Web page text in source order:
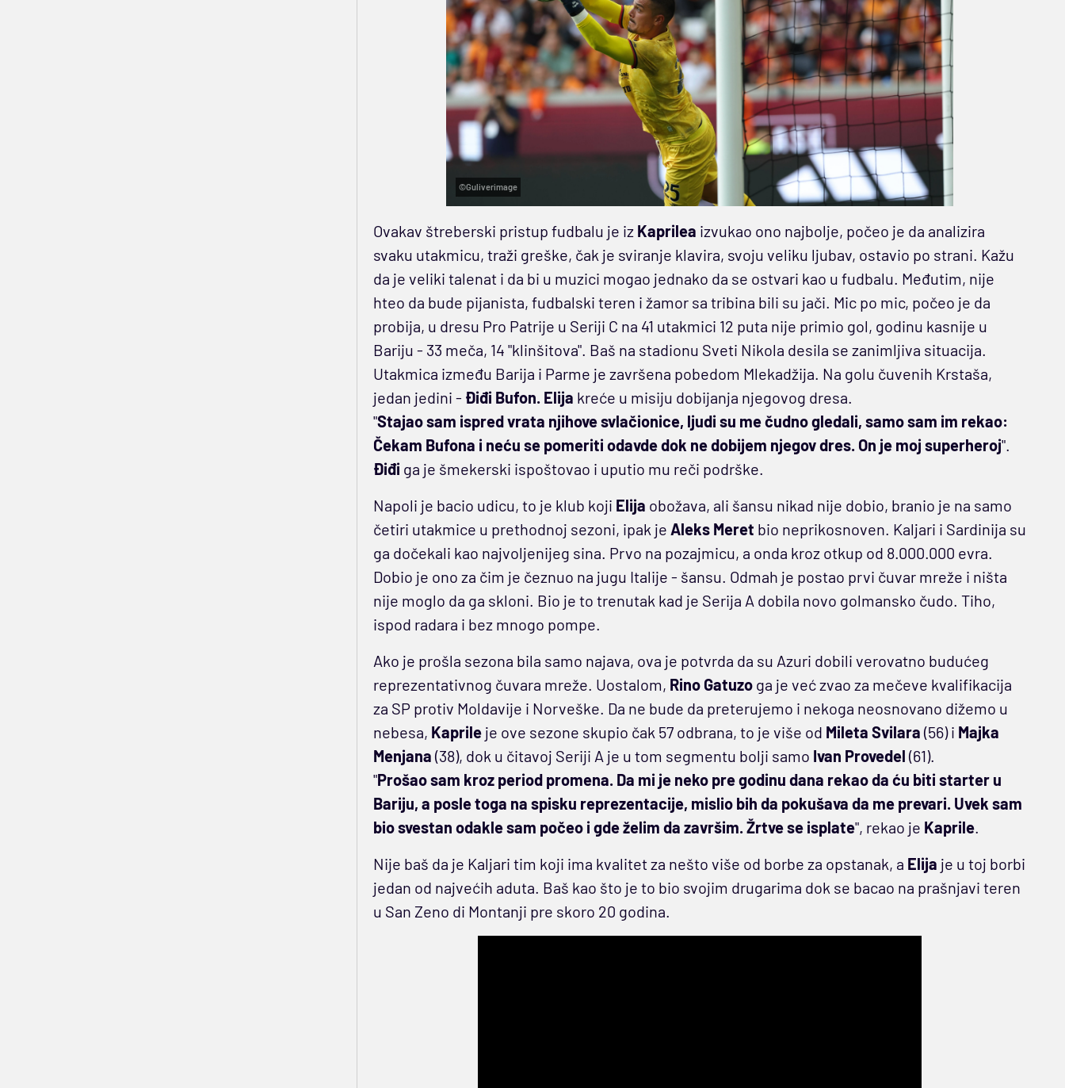
©Guliverimage
Ovakav štreberski pristup fudbalu je izKaprilea izvukao ono najbolje, počeo je da analizira
svaku utakmicu, traži greške, čak je sviranje klavira, svoju veliku ljubav, ostavio po strani. Kažu
da je veliki talenat i da bi u muzici mogao jednako da se ostvari kao u fudbalu. Međutim, nije
hteo da bude pijanista, fudbalski teren i žamor sa tribina bili su jači. Mic po mic, počeo je da
probija, u dresu Pro Patrije u Seriji C na 41 utakmici 12 puta nije primio gol, godinu kasnije u
Bariju - 33 meča, 14 "klinšitova". Baš na stadionu Sveti Nikola desila se zanimljiva situacija.
Utakmica između Barija i Parme je završena pobedom Mlekadžija. Na golu čuvenih Krstaša,
jedan jedini - Điđi Bufon. Elija kreće u misiju dobijanja njegovog dresa.
"Stajao sam ispred vrata njihove svlačionice, ljudi su me čudno gledali, samo sam im rekao:
Čekam Bufona i neću se pomeriti odavde dok ne dobijem njegov dres. On je moj superheroj".
Điđi ga je šmekerski ispoštovao i uputio mu reči podrške.
Napoli je bacio udicu, to je klub koji Elija obožava, ali šansu nikad nije dobio, branio je na samo
četiri utakmice u prethodnoj sezoni, ipak je Aleks Meret bio neprikosnoven. Kaljari i Sardinija su
ga dočekali kao najvoljenijeg sina. Prvo na pozajmicu, a onda kroz otkup od 8.000.000 evra.
Dobio je ono za čim je čeznuo na jugu Italije - šansu. Odmah je postao prvi čuvar mreže i ništa
nije moglo da ga skloni. Bio je to trenutak kad je Serija A dobila novo golmansko čudo. Tiho,
ispod radara i bez mnogo pompe.
Ako je prošla sezona bila samo najava, ova je potvrda da su Azuri dobili verovatno budućeg
reprezentativnog čuvara mreže. Uostalom, Rino Gatuzoga je već zvao za mečeve kvalifikacija
za SP protiv Moldavije i Norveške. Da ne bude da preterujemo i nekoga neosnovano dižemo u
nebesa, Kaprileje ove sezone skupio čak 57 odbrana, to je više od Mileta Svilara (56) i Majka
Menjana (38), dok u čitavoj Seriji A je u tom segmentu bolji samo Ivan Provedel (61).
"Prošao sam kroz period promena. Da mi je neko pre godinu dana rekao da ću biti starter u
Bariju, a posle toga na spisku reprezentacije, mislio bih da pokušava da me prevari. Uvek sam
bio svestan odakle sam počeo i gde želim da završim. Žrtve se isplate", rekao je Kaprile.
Nije baš da je Kaljari tim koji ima kvalitet za nešto više od borbe za opstanak, a Elija je u toj borbi
jedan od najvećih aduta. Baš kao što je to bio svojim drugarima dok se bacao na prašnjavi teren
u San Zeno di Montanji pre skoro 20 godina.